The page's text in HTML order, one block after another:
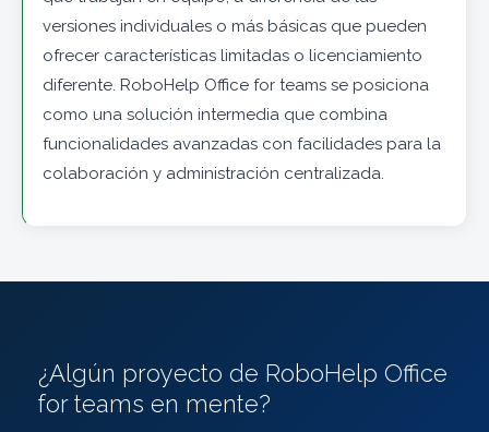
versiones individuales o más básicas que pueden
ofrecer características limitadas o licenciamiento
diferente. RoboHelp Office for teams se posiciona
como una solución intermedia que combina
funcionalidades avanzadas con facilidades para la
colaboración y administración centralizada.
¿Algún proyecto de RoboHelp Office
for teams en mente?